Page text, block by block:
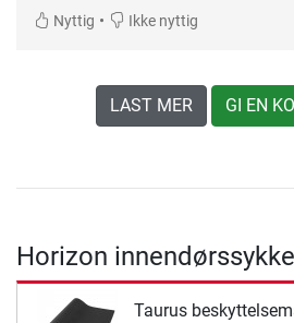
Nyttig • Ikke nyttig
LAST MER GI EN
Horizon
Taurus